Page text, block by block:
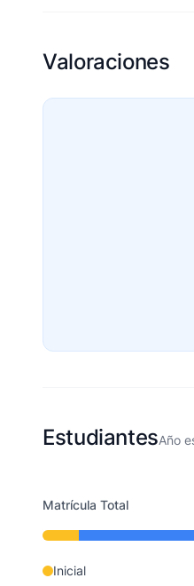
Valoraciones
EstudiantesAño
Matrícula Total
Inicial